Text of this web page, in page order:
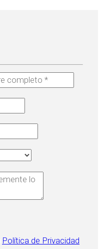
Política de Privacidad